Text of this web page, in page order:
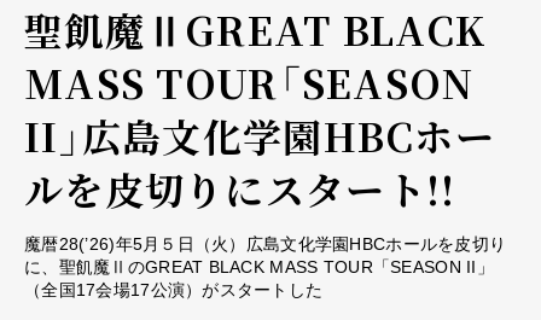
聖飢魔ⅡGREAT BLACK
MASS TOUR「SEASON
II」広島文化学園HBCホー
ルを皮切りにスタート!!
魔暦28(’26)年5月５日（火）広島文化学園HBCホールを皮切り
に、聖飢魔ⅡのGREAT BLACK MASS TOUR「SEASON II」
（全国17会場17公演）がスタートした